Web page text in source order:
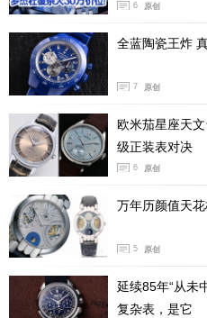
Platinum-Gold铂金款的表
色皮表带上点缀了金色纹理
人一种精致、华丽的视觉效果
6 原创
全蓝陶瓷王炸
7 原创
欧米茄星座天
级正装表对决
6 原创
万年历颜值天
5 原创
延续85年“从未
复杂表，是它